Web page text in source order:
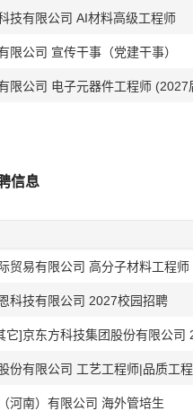
技有限公司 AI材料高级工程师
限公司 宣传干事（党建干事）
限公司 电子元器件工程师 (2027
信息
贸易有限公司 高分子材料工程师
科技有限公司 2027校园招聘
它]京东方科技集团股份有限公司
份有限公司 工艺工程师|品质工
河南）有限公司 海外管培生